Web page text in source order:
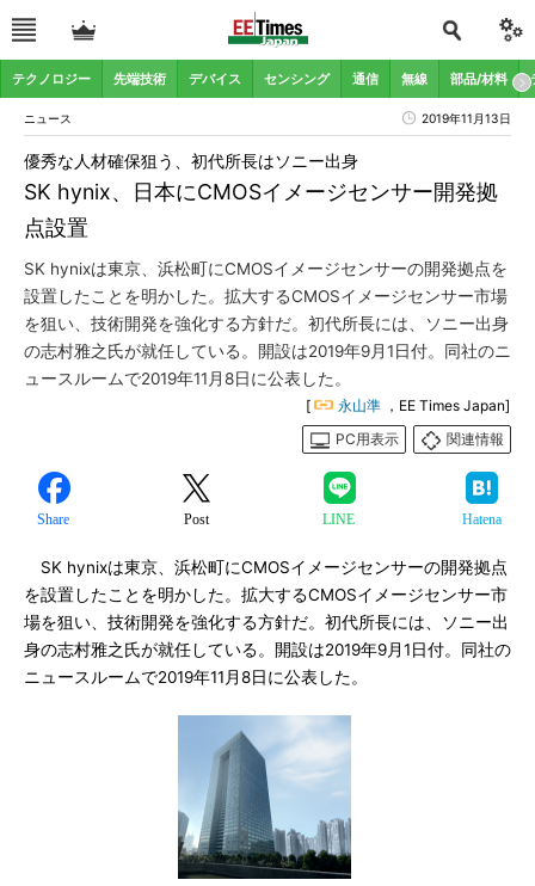
テクノロジー 先端技術 デバイス センシング 通信 無線 部品/材料
ニュース 2019年11月13日
SK hynix、日本にCMOSイメージセンサー開発拠
点設置
優秀な人材確保狙う、初代所長はソニー出身
SK hynixは東京、浜松町にCMOSイメージセンサーの開発拠点を
設置したことを明かした。拡大するCMOSイメージセンサー市場
を狙い、技術開発を強化する方針だ。初代所長には、ソニー出身
の志村雅之氏が就任している。開設は2019年9月1日付。同社のニ
ュースルームで2019年11月8日に公表した。
[ 永山準 ，EE Times Japan]
PC用表示
関連情報
Share Post LINE Hatena
SK hynixは東京、浜松町にCMOSイメージセンサーの開発拠点
を設置したことを明かした。拡大するCMOSイメージセンサー市
場を狙い、技術開発を強化する方針だ。初代所長には、ソニー出
身の志村雅之氏が就任している。開設は2019年9月1日付。同社の
ニュースルームで2019年11月8日に公表した。